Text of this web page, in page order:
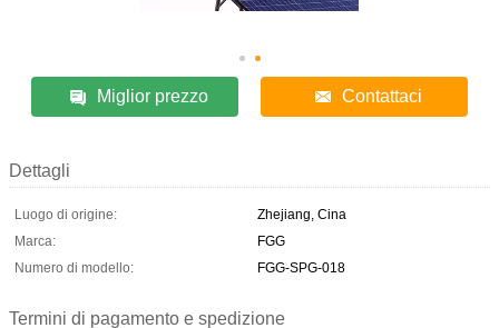
Miglior prezzo Contattaci
Dettagli
Luogo di origine:
Zhejiang, Cina
Marca:
FGG
Numero di modello:
FGG-SPG-018
Termini di pagamento e spedizione